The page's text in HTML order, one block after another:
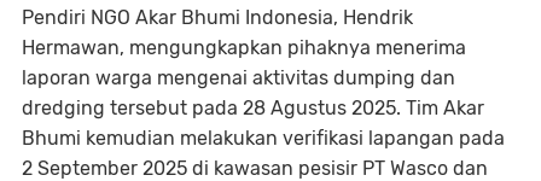
Pendiri NGO Akar Bhumi Indonesia, Hendrik
Hermawan, mengungkapkan pihaknya menerima
laporan warga mengenai aktivitas dumping dan
dredging tersebut pada 28 Agustus 2025. Tim Akar
Bhumi kemudian melakukan verifikasi lapangan pada
2 September 2025 di kawasan pesisir PT Wasco dan